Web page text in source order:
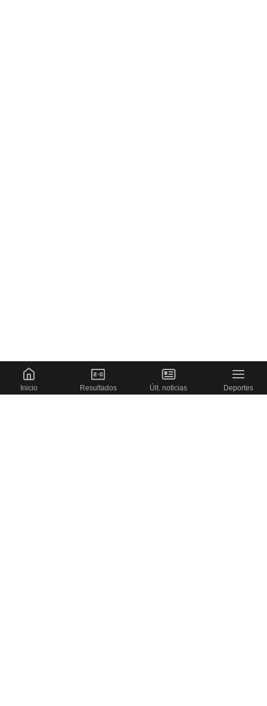
Inicio Resultados Últ. noticias Deportes